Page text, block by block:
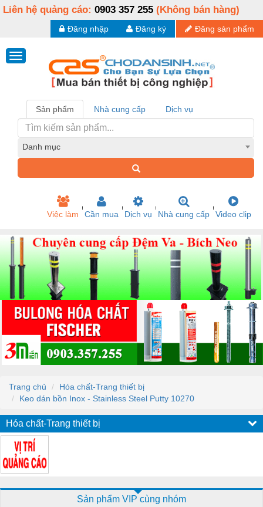
Liên hệ quảng cáo: 0903 357 255 (Không bán hàng)
Đăng sản phẩm
Đăng ký
Đăng nhập
Sản phẩm Nhà cung cấp Dịch vụ
Danh mục
Việc làm Cần mua Dịch vụ Nhà cung cấp Video clip
Trang chủ
Hóa chất-Trang thiết bị
Keo dán bồn Inox - Stainless Steel Putty 10270
Hóa chất-Trang thiết bị
Sản phẩm VIP cùng nhóm